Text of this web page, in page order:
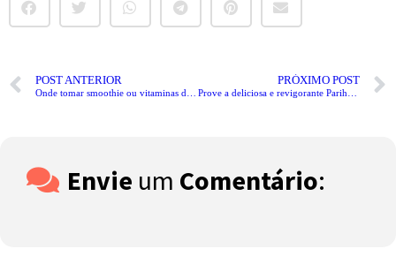
POST ANTERIOR PRÓXIMO POST
Envie um Comentário: